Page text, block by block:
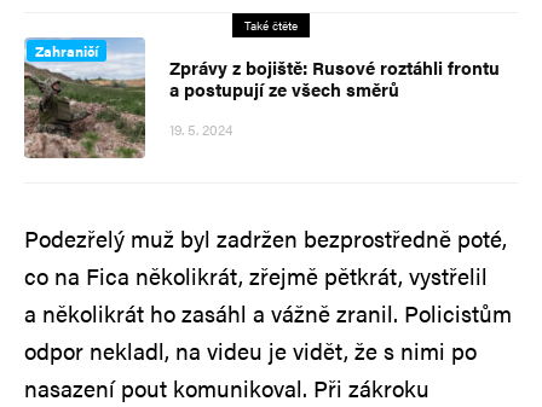
Také čtěte
Zahraničí
Zprávy z bojiště: Rusové roztáhli frontu
a postupují ze všech směrů
19. 5. 2024
Podezřelý muž byl zadržen bezprostředně poté,
co na Fica několikrát, zřejmě pětkrát, vystřelil
a několikrát ho zasáhl a vážně zranil. Policistům
odpor nekladl, na videu je vidět, že s nimi po
nasazení pout komunikoval. Při zákroku